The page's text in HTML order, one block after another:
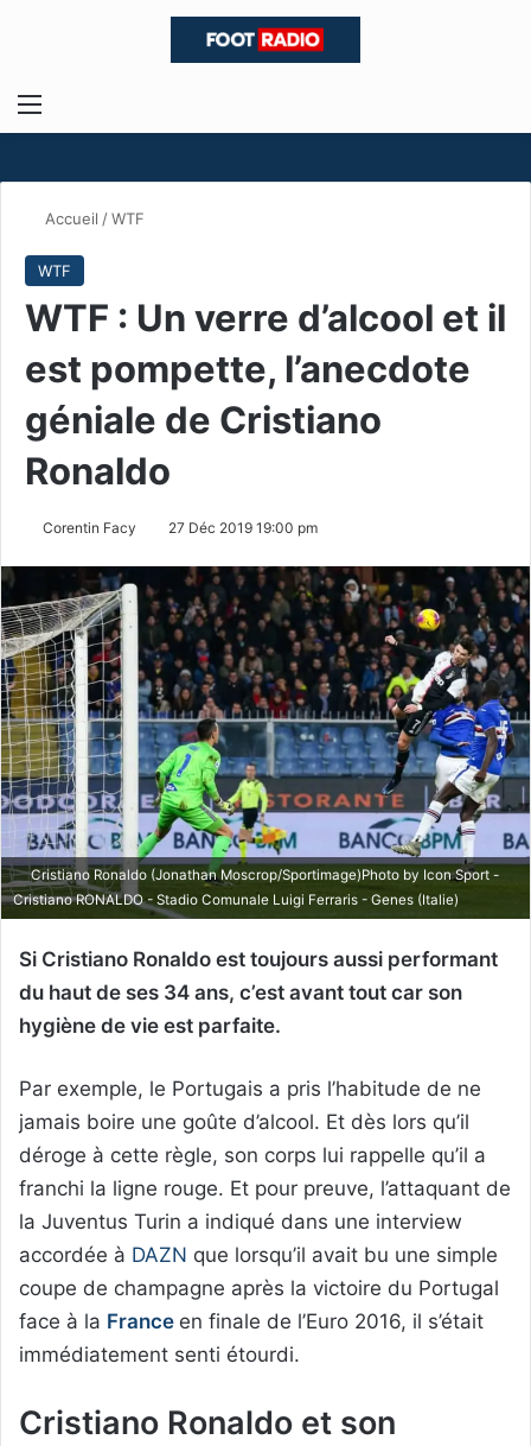
Menu
Accueil /WTF
WTF
WTF : Un verre d’alcool et il
est pompette, l’anecdote
géniale de Cristiano
Ronaldo
Corentin Facy 27 Déc 2019 19:00 pm
Cristiano Ronaldo (Jonathan Moscrop/Sportimage)Photo by Icon Sport -
Cristiano RONALDO - Stadio Comunale Luigi Ferraris - Genes (Italie)
Si Cristiano Ronaldo est toujours aussi performant
du haut de ses 34 ans, c’est avant tout car son
hygiène de vie est parfaite.
Par exemple, le Portugais a pris l’habitude de ne
jamais boire une goûte d’alcool. Et dès lors qu’il
déroge à cette règle, son corps lui rappelle qu’il a
franchi la ligne rouge. Et pour preuve, l’attaquant de
la Juventus Turin a indiqué dans une interview
accordée à DAZN que lorsqu’il avait bu une simple
coupe de champagne après la victoire du Portugal
face à la France en finale de l’Euro 2016, il s’était
immédiatement senti étourdi.
Cristiano Ronaldo et son